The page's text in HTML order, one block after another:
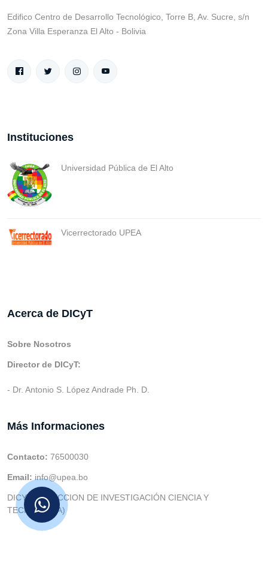
Edifico Centro de Desarrollo Tecnológico, Torre B, Av. Sucre, s/n
Zona Villa Esperanza El Alto - Bolivia
Instituciones
Universidad Pública de El Alto
Vicerrectorado UPEA
Acerca de DICyT
Sobre Nosotros
Director de DICyT:
- Dr. Antonio S. López Andrade Ph. D.
Más Informaciones
Contacto: 76500030
Email: info@upea.bo
DICYT (DIRECCION DE INVESTIGACIÓN CIENCIA Y
TECNOLOGIA)